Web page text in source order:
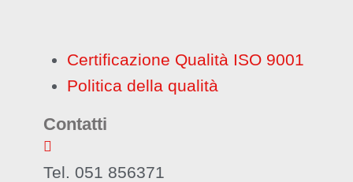
Certificazione Qualità ISO 9001
Politica della qualità
Contatti
Tel. 051 856371